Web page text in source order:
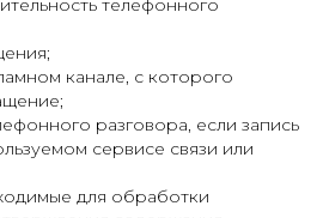
телефонного
канале, с которого
разговора, если запись
сервисе связи или
для обработки